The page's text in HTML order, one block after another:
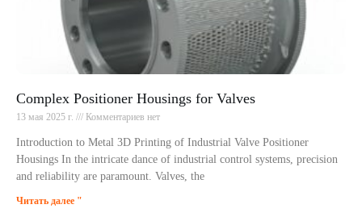
Complex Positioner Housings for Valves
13 мая 2025 г. Комментариев нет
Introduction to Metal 3D Printing of Industrial Valve Positioner
Housings In the intricate dance of industrial control systems, precision
and reliability are paramount. Valves, the
Читать далее "